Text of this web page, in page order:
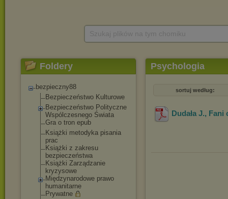
Foldery
bezpieczny88
Bezpieczeństwo Kulturowe
Bezpieczeństwo Polityczne
Wspólczesnego Świata
Gra o tron epub
Książki metodyka pisania
prac
Książki z zakresu
bezpieczeństwa
Książki Zarządzanie
kryzysowe
Międzynarodowe prawo
humanitarne
Prywatne
Psychologia
sortuj według:
Dudała J.,